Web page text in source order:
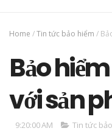
Home /Tin tức bảo hiểm /
Bảo
với sản
9:20:00 AM Tin tức